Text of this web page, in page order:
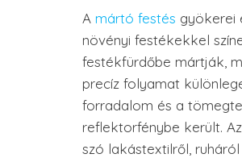
A mártó festés gyökerei
növényi festékekkel
festékfürdőbe mártják,
precíz folyamat
forradalom és a
reflektorfénybe került.
szó lakástextilről,